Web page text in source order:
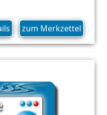
zum Merkzettel